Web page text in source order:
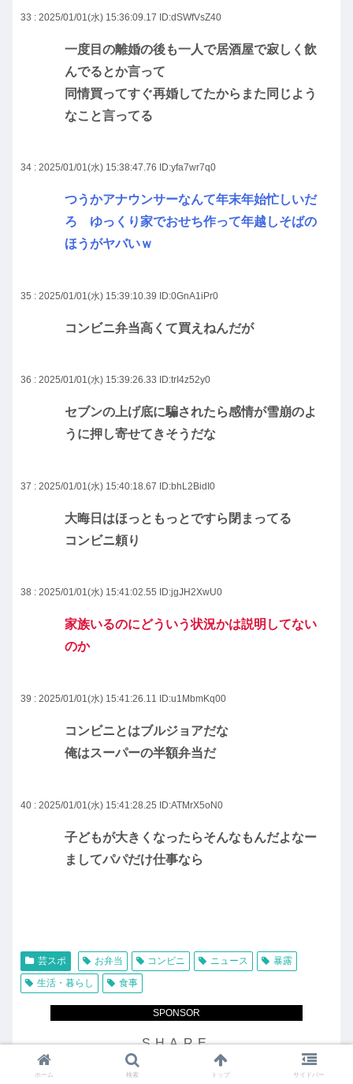
SPONSOR
33 : 2025/01/01(水) 15:36:09.17 ID:dSWfVsZ40
一度目の離婚の後も一人で居酒屋で寂しく飲
んでるとか言って
同情買ってすぐ再婚してたからまた同じよう
なこと言ってる
34 : 2025/01/01(水) 15:38:47.76 ID:yfa7wr7q0
つうかアナウンサーなんて年末年始忙しいだ
ろ ゆっくり家でおせち作って年越しそばの
ほうがヤバいｗ
35 : 2025/01/01(水) 15:39:10.39 ID:0GnA1iPr0
コンビニ弁当高くて買えねんだが
36 : 2025/01/01(水) 15:39:26.33 ID:trI4z52y0
セブンの上げ底に騙されたら感情が雪崩のよ
うに押し寄せてきそうだな
37 : 2025/01/01(水) 15:40:18.67 ID:bhL2BidI0
大晦日はほっともっとですら閉まってる
コンビニ頼り
38 : 2025/01/01(水) 15:41:02.55 ID:jgJH2XwU0
家族いるのにどういう状況かは説明してない
のか
39 : 2025/01/01(水) 15:41:26.11 ID:u1MbmKq00
コンビニとはブルジョアだな
俺はスーパーの半額弁当だ
40 : 2025/01/01(水) 15:41:28.25 ID:ATMrX5oN0
子どもが大きくなったらそんなもんだよなー
ましてパパだけ仕事なら
芸スポ お弁当 コンビニ ニュース
暴露
生活・暮らし
食事
ホーム 検索 トップ サイドバー